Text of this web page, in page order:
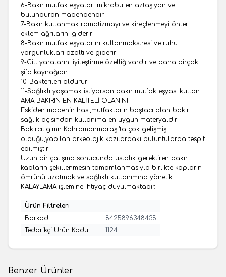
6-Bakır mutfak eşyaları mikrobu en aztaşıyan ve
bulunduran madendendir
7-Bakır kullanmak romatizmayı ve kireçlenmeyi önler
eklem ağrılarını giderir
8-Bakır mutfak eşyalarını kullanmakstresi ve ruhu
yorgunlukları azaltı ve giderir
9-Cilt yaralarını iyileştirme özelliğ vardır ve daha birçok
şifa kaynağıdır
10-Bakterileri öldürür
11-Sağlıklı yaşamak istiyorsan bakır mutfak eşyası kullan
AMA BAKIRIN EN KALİTELİ OLANINI
Eskiden madenin hası,mutfakların baştacı olan bakır
sağlık açısından kullanıma en uygun materyaldir
Bakırcılıgımn Kahramanmaraş 'ta çok gelişmiş
olduğu,yapılan arkeolojik kazılardaki buluntularda tespit
edilmiştir
Uzun bir çalışma sonucunda ustalık gerektiren bakır
kapların şekillenmesin tamamlanmasıyla birlikte kapların
ömrünü uzatmak ve sağlıklı kullanımına yönelik
KALAYLAMA işlemine ihtiyaç duyulmaktadır.
Ürün Filtreleri
Barkod
:
8425896348435
Tedarikçi Ürün Kodu
: 1124
Benzer Ürünler